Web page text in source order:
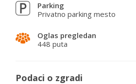
Parking
Privatno parking mesto
Oglas pregledan
448 puta
Podaci o zgradi